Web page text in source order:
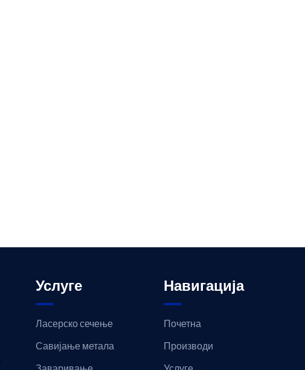
Услуге
Ласерско сечење
Савијање метала
Навигација
Почетна
Производи